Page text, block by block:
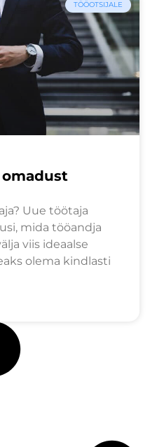
TÖÖOTSIJALE
Uue töötaja
mida tööandja
viis ideaalse
olema kindlasti